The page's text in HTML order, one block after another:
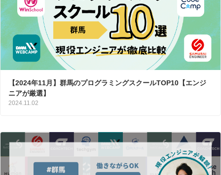
【2024年11月】群馬のプログラミングスクールTOP10【エンジ
ニアが厳選】
2024.11.02